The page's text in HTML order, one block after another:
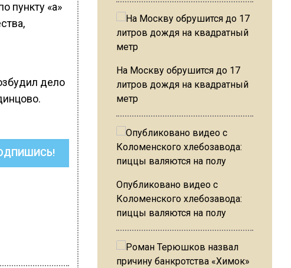
пункту «а»
дело
На Москву обрушится до 17
литров дождя на квадратный
метр
Опубликовано видео с
Коломенского хлебозавода:
пиццы валяются на полу